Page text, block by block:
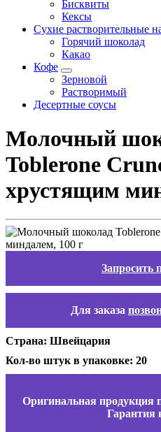
Бисквиты
Кексы
Сухие растворительные
Горячий шоколад
Какао
Кофе
Зерновой
Растворимый
Десертные соусы
Молочный
Toblerone
хрустящим
Запросить
Для заказа
Страна: Швейцария
Кол-во штук в упаковке: 20
Оригинальная
Гарантия